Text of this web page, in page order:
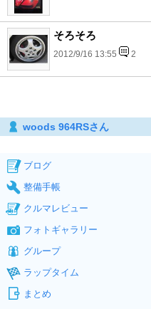
そろそろ
2012/9/16 13:55 2
woods 964RSさん
ブログ
整備手帳
クルマレビュー
フォトギャラリー
グループ
ラップタイム
まとめ